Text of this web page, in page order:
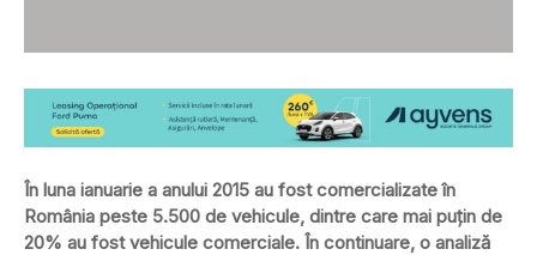
În luna ianuarie a anului 2015 au fost comercializate în
România peste 5.500 de vehicule, dintre care mai puțin de
20% au fost vehicule comerciale. În continuare, o analiză